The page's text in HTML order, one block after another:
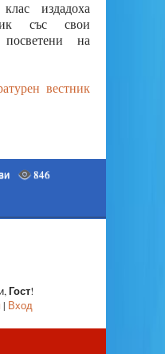
издадоха
със свои
на
вестник
846
,Гост!
| Вход